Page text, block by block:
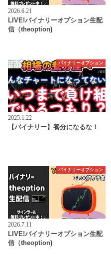
2026.6.21
LIVE!バイナリーオプション生配
信（theoption)
バイナリーオプション
2025.1.22
【バイナリー】養分になるな！
バイナリーオプション
2026.7.11
LIVE!バイナリーオプション生配
信（theoption)